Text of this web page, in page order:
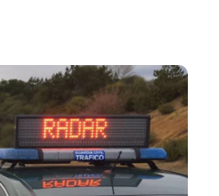
en Asturias
de todos los
en las carreteras de